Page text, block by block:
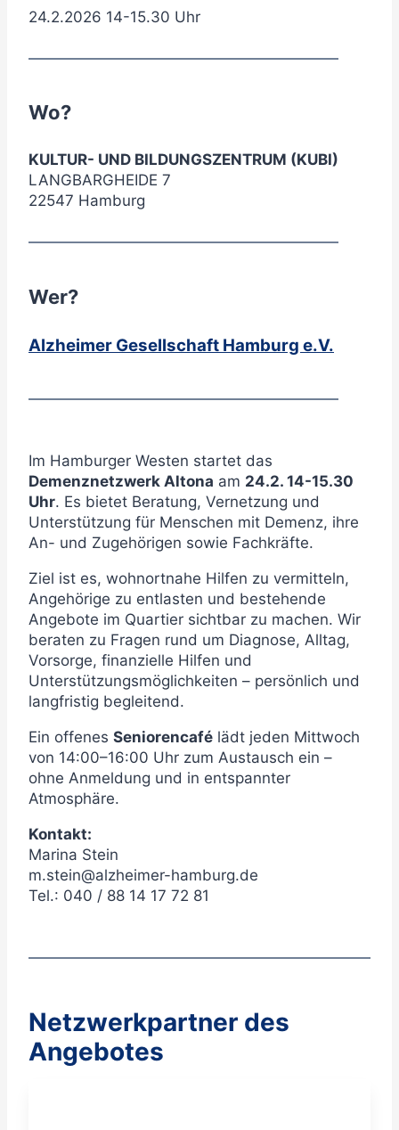
Im Hamburger Westen startet das
Demenznetzwerk Altona am 24.2. 14-15.30
Uhr. Es bietet Beratung, Vernetzung und
Unterstützung für Menschen mit Demenz, ihre
An- und Zugehörigen sowie Fachkräfte.
Ziel ist es, wohnortnahe Hilfen zu vermitteln,
Angehörige zu entlasten und bestehende
Angebote im Quartier sichtbar zu machen. Wir
beraten zu Fragen rund um Diagnose, Alltag,
Vorsorge, finanzielle Hilfen und
Unterstützungsmöglichkeiten – persönlich und
langfristig begleitend.
Ein offenes Seniorencafé lädt jeden Mittwoch
von 14:00–16:00 Uhr zum Austausch ein –
ohne Anmeldung und in entspannter
Atmosphäre.
Kontakt:
Marina Stein
m.stein@alzheimer-hamburg.de
Tel.: 040 / 88 14 17 72 81
24.2.2026 14-15.30 Uhr
Wo?
KULTUR- UND BILDUNGSZENTRUM (KUBI)
LANGBARGHEIDE 7
22547 Hamburg
Wer?
Alzheimer Gesellschaft Hamburg e.V.
Netzwerkpartner des
Angebotes